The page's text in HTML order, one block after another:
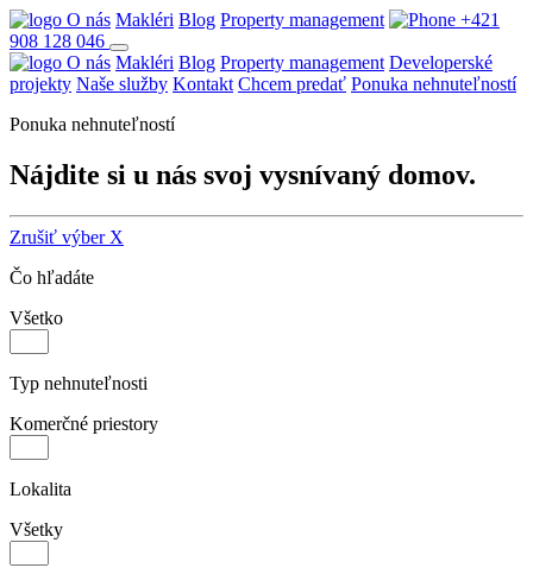
O nás Makléri Blog Property management
+421
908 128 046
O nás Makléri Blog Property management Developerské
projekty Naše služby Kontakt Chcem predať Ponuka nehnuteľností
Ponuka nehnuteľností
Nájdite si u nás svoj vysnívaný domov.
Zrušiť výber X
Čo hľadáte
Všetko
Typ nehnuteľnosti
Komerčné priestory
Lokalita
Všetky